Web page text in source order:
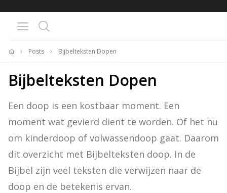
Home
Posts Bijbelteksten Dopen
Bijbelteksten Dopen
Een doop is een kostbaar moment. Een
moment wat gevierd dient te worden. Of het nu
om kinderdoop of volwassendoop gaat. Daarom
dit overzicht met Bijbelteksten doop. In de
Bijbel zijn veel teksten die verwijzen naar de
doop en de betekenis ervan.